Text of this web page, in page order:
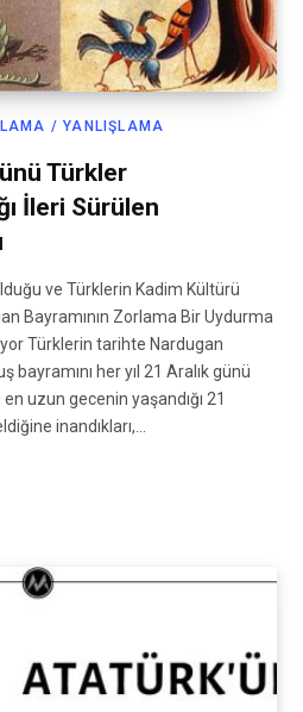
/ YANLIŞLAMA
Türkler
İleri Sürülen
ve Türklerin Kadim Kültürü
Bayramının Zorlama Bir Uydurma
Türklerin tarihte Nardugan
her yıl 21 Aralık günü
en uzun gecenin yaşandığı 21
inandıkları,…